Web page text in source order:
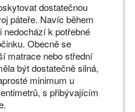
dostatečnou
páteře. Navíc během
nedochází k potřebné
Obecně se
matrace nebo střední
být dostatečně silná,
minimum u
s přibývajícím